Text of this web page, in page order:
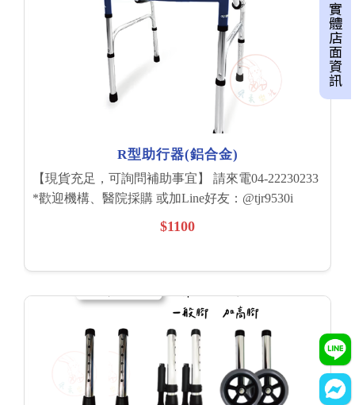
R型助行器(鋁合金)
【現貨充足，可詢問補助事宜】 請來電04-22230233
*歡迎機構、醫院採購 或加Line好友：@tjr9530i
$1100
實體店面資訊